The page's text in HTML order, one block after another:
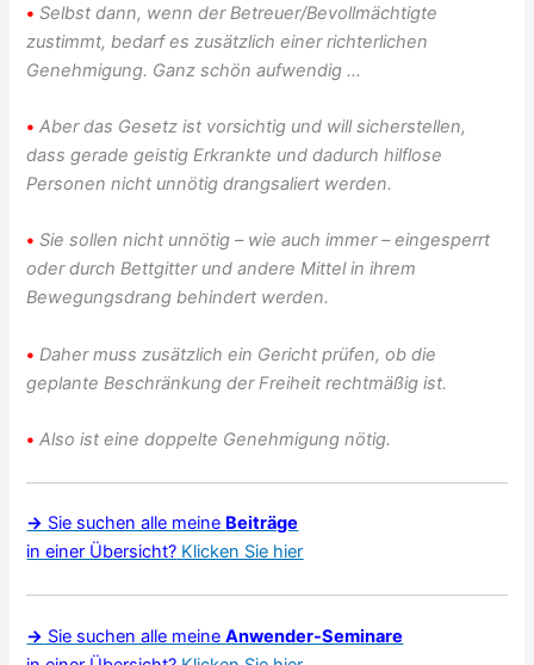
• Selbst dann, wenn der Betreuer/Bevollmächtigte
zustimmt, bedarf es zusätzlich einer richterlichen
Genehmigung. Ganz schön aufwendig …
• Aber das Gesetz ist vorsichtig und will sicherstellen,
dass gerade geistig Erkrankte und dadurch hilflose
Personen nicht unnötig drangsaliert werden.
• Sie sollen nicht unnötig – wie auch immer – eingesperrt
oder durch Bettgitter und andere Mittel in ihrem
Bewegungsdrang behindert werden.
• Daher muss zusätzlich ein Gericht prüfen, ob die
geplante Beschränkung der Freiheit rechtmäßig ist.
• Also ist eine doppelte Genehmigung nötig.
→ Sie suchen alle meine Beiträge
in einer Übersicht? Klicken Sie hier
→ Sie suchen alle meineAnwender-Seminare